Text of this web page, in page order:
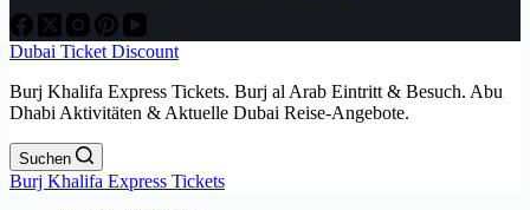
Dubai Ticket Discount
Burj Khalifa Express Tickets. Burj al Arab Eintritt & Besuch. Abu
Dhabi Aktivitäten & Aktuelle Dubai Reise-Angebote.
Suchen
Burj Khalifa Express Tickets